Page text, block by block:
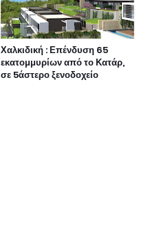
Χαλκιδική : Επένδυση 65
εκατομμυρίων από το Κατάρ,
σε 5άστερο ξενοδοχείο